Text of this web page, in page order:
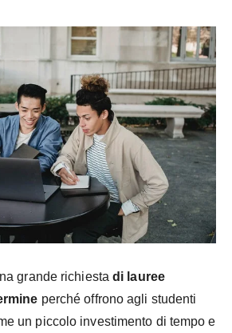
grande richiesta di lauree
perché offrono agli studenti
un piccolo investimento di tempo e